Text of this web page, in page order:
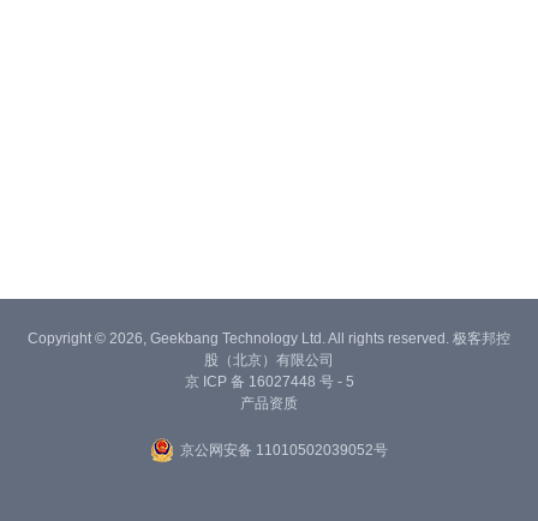
Copyright © 2026, Geekbang Technology Ltd. All rights reserved. 极客邦控
股（北京）有限公司
京 ICP 备 16027448 号 - 5
产品资质
京公网安备 11010502039052号